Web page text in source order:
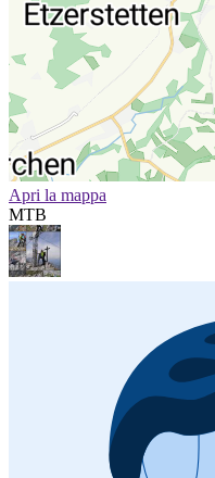
Apri la mappa
MTB